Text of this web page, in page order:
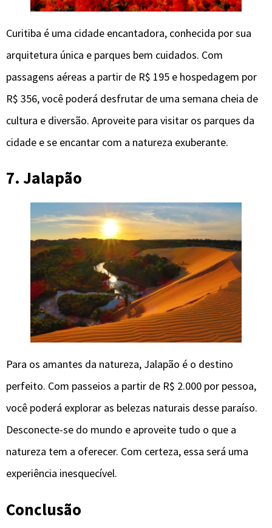
Curitiba é uma cidade encantadora, conhecida por sua
arquitetura única e parques bem cuidados. Com
passagens aéreas a partir de R$ 195 e hospedagem por
R$ 356, você poderá desfrutar de uma semana cheia de
cultura e diversão. Aproveite para visitar os parques da
cidade e se encantar com a natureza exuberante.
7. Jalapão
Para os amantes da natureza, Jalapão é o destino
perfeito. Com passeios a partir de R$ 2.000 por pessoa,
você poderá explorar as belezas naturais desse paraíso.
Desconecte-se do mundo e aproveite tudo o que a
natureza tem a oferecer. Com certeza, essa será uma
experiência inesquecível.
Conclusão